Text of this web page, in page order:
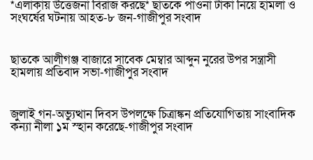
*এলাকায় উত্তেজনা বিরাজ করছে* ছাতকে পাওনা টাকা নিয়ে হামলা ও
সংঘর্ষের ঘটনায় আহত-৮ জন-গাজীপুর সংবাদ
ছাতকে আলীগঞ্জ বাজারে সাবেক মেম্বার আব্দুন নুরের উপর সন্ত্রাসী
হামলায় প্রতিবাদ সভা-গাজীপুর সংবাদ
জুলাই গন-অভ্যুত্থান দিবস উপলক্ষে চিত্রাঙ্কন প্রতিযোগিতায় সাংবাদিক
কন্যা নীলা ১ম স্হান করেছে-গাজীপুর সংবাদ